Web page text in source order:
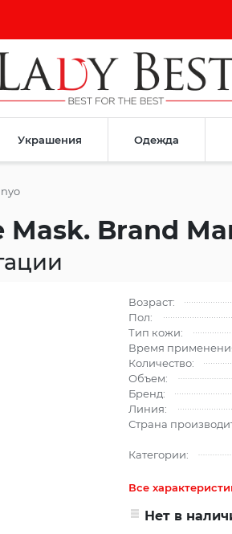
Украшения Одежда
Brand
Возраст:
Пол:
Тип кожи:
Время
Количество:
Объем:
Бренд:
Линия:
Страна
Категории:
Все
Нет в